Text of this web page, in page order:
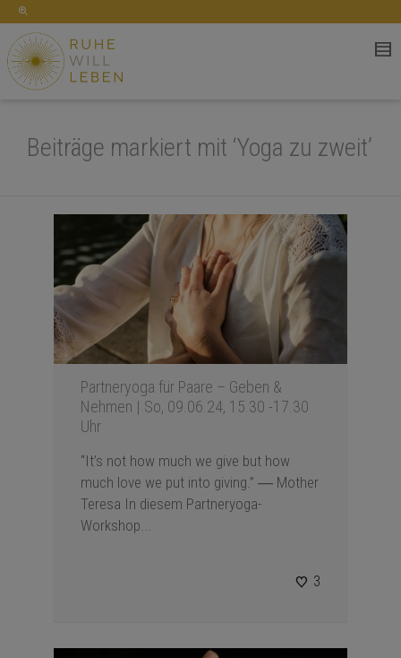
Beiträge markiert mit ‘Yoga zu zweit’
Partneryoga für Paare – Geben &
Nehmen | So, 09.06.24, 15.30 -17.30
Uhr
“It’s not how much we give but how
much love we put into giving.” ― Mother
Teresa In diesem Partneryoga-
Workshop...
3